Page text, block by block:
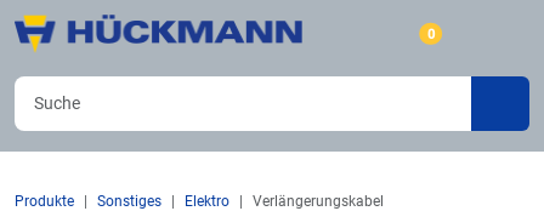
0
Produkte Sonstiges Elektro Verlängerungskabel